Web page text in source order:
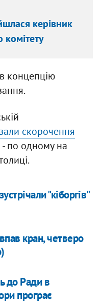
керівник
комітету
концепцію
скорочення
по одному на
"кіборгів"
кран, четверо
до Ради в
програє